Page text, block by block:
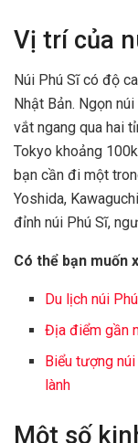
Vị trí của
Núi Phú Sĩ có độ
Nhật Bản. Ngọn
vắt ngang qua hai
Tokyo khoảng
bạn cần đi một
Yoshida,
đỉnh núi Phú Sĩ,
Có thể bạn muốn
Du lịch núi
Địa điểm gần
Biểu tượng
lành
Một số